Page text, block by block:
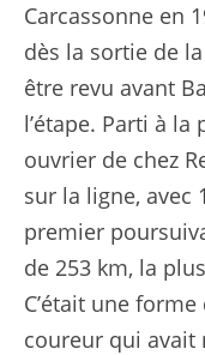
Carcassonne en
dès la sortie de
être revu avant
l’étape. Parti à
ouvrier de chez
sur la ligne, avec
premier
de 253 km, la
C’était une
coureur qui avait